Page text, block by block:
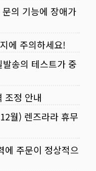
의 기능에 장애가
에 주의하세요!
송의 테스트가 중
조정 안내
월) 렌즈라라 휴무
에 주문이 정상적으